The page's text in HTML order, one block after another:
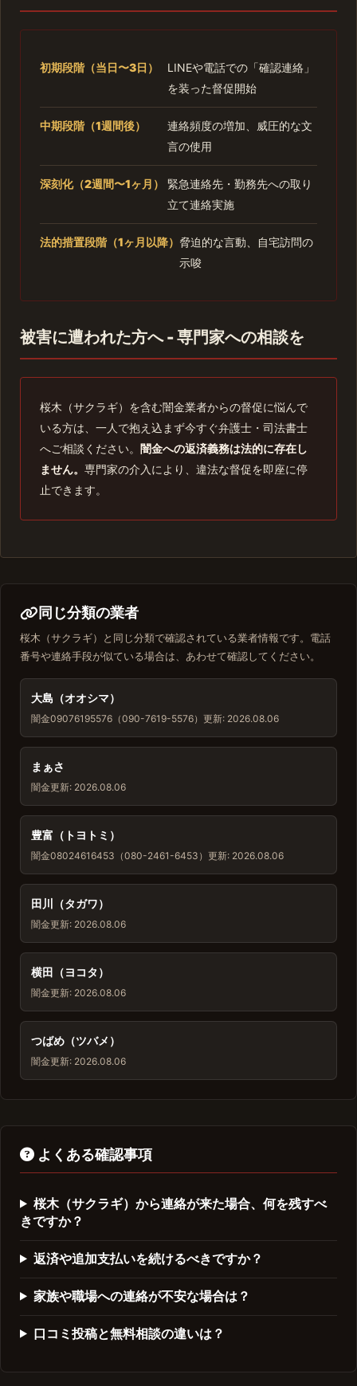
初期段階（当日〜3日）
LINEや電話での「確認連絡」
を装った督促開始
中期段階（1週間後）
連絡頻度の増加、威圧的な文
言の使用
深刻化（2週間〜1ヶ月）
緊急連絡先・勤務先への取り
立て連絡実施
法的措置段階（1ヶ月以降） 脅迫的な言動、自宅訪問の
示唆
被害に遭われた方へ - 専門家への相談を
桜木（サクラギ）を含む闇金業者からの督促に悩んで
いる方は、一人で抱え込まず今すぐ弁護士・司法書士
へご相談ください。 闇金への返済義務は法的に存在し
ません。 専門家の介入により、違法な督促を即座に停
止できます。
同じ分類の業者
桜木（サクラギ）と同じ分類で確認されている業者情報です。電話
番号や連絡手段が似ている場合は、あわせて確認してください。
大島（オオシマ）
闇金09076195576（090-7619-5576） 更新: 2026.08.06
まぁさ
闇金更新: 2026.08.06
豊富（トヨトミ）
闇金08024616453（080-2461-6453） 更新: 2026.08.06
田川（タガワ）
闇金更新: 2026.08.06
横田（ヨコタ）
闇金更新: 2026.08.06
つばめ（ツバメ）
闇金更新: 2026.08.06
よくある確認事項
桜木（サクラギ）から連絡が来た場合、何を残すべ
きですか？
返済や追加支払いを続けるべきですか？
家族や職場への連絡が不安な場合は？
口コミ投稿と無料相談の違いは？